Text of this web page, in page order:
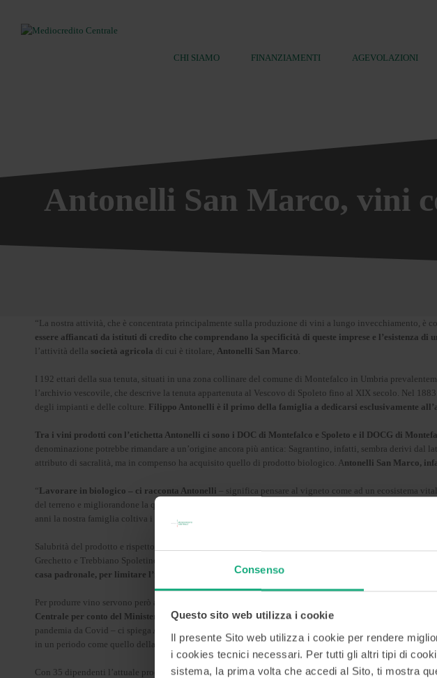
Consenso
Questo sito web utilizza i cookie
Il presente Sito web utilizza i cookie per rendere
i cookies tecnici necessari. Per tutti gli altri tipi di
sistema, la prima volta che accedi al Sito, ti mostra
CHI SIAMO FINANZIAMENTI AGEVOLAZIONI
Antonelli San Marco, vini
“La nostra attività, che è concentrata principalmente sulla produzione di vini a lungo invecchiamento, è
essere affiancati da istituti di credito che comprendano la specificità di queste imprese e l’esistenza
l’attività della società agricola di cui è titolare, Antonelli San Marco.
I 192 ettari della sua tenuta, situati in una zona collinare del comune di Montefalco in Umbria
l’archivio vescovile, che descrive la tenuta appartenuta al Vescovo di Spoleto fino al XIX secolo. Nel
degli impianti e delle colture. Filippo Antonelli è il primo della famiglia a dedicarsi esclusivamente
Tra i vini prodotti con l’etichetta Antonelli ci sono i DOC di Montefalco e Spoleto e il DOCG di
denominazione potrebbe rimandare a un’origine ancora più antica: Sagrantino, infatti, sembra derivi dal
attributo di sacralità, ma in compenso ha acquisito quello di prodotto biologico. Antonelli San Marco,
“Lavorare in biologico – ci racconta Antonelli – significa pensare al vigneto come ad un ecosistema
del terreno e migliorandone la qualità, favorendo l’autoregolazione delle singole piante e riducendo gli
anni la nostra famiglia coltiva i vigneti di San Marco”.
Salubrità del prodotto e rispetto dell’ambiente, dunque, ma anche vigneti che possono esprimere al
Grechetto e Trebbiano Spoletino, e due a bacca rossa, Sangiovese e Sagrantino. Dopo la raccolta effettuata
casa padronale, per limitare l’impatto ambientale e per sviluppare la vinificazione per caduta
, cioè
Per produrre vino servono però altri tipi di liquidi. Per questo l’azienda ha effettuata
tra il 2020 e il 2021
Centrale per conto del Ministero dello Sviluppo economico, approfittando dell’apertura al settore
pandemia da Covid – ci spiega Antonelli – si è ricorsi a questo strumento soprattutto per sostituire
in un periodo come quello della pandemia in cui non si emettevano fatture e quindi era impossibile
Con 35 dipendenti l’attuale produzione annua ammonta a circa 430.000 bottiglie, per un fatturato di 3